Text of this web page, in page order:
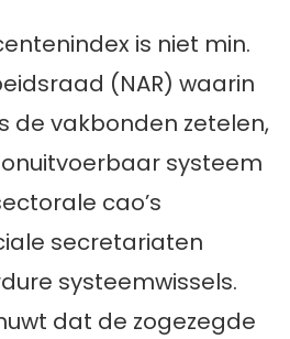
is niet min.
(NAR) waarin
de vakbonden zetelen,
systeem
cao’s
secretariaten
systeemwissels.
dat de zogezegde